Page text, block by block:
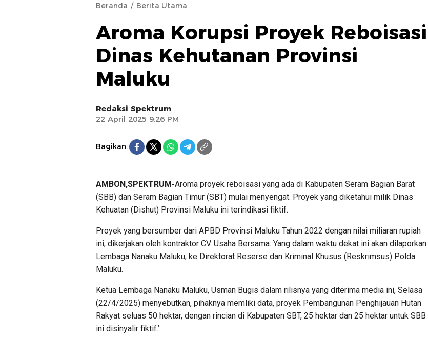
Beranda Berita Utama
Aroma Korupsi Proyek Reboisasi
Dinas Kehutanan Provinsi
Maluku
Redaksi Spektrum
22 April 2025 9:26 PM
Bagikan:
AMBON,SPEKTRUM-Aroma proyek reboisasi yang ada di Kabupaten Seram Bagian Barat
(SBB) dan Seram Bagian Timur (SBT) mulai menyengat. Proyek yang diketahui milik Dinas
Kehuatan (Dishut) Provinsi Maluku ini terindikasi fiktif.
Proyek yang bersumber dari APBD Provinsi Maluku Tahun 2022 dengan nilai miliaran rupiah
ini, dikerjakan oleh kontraktor CV. Usaha Bersama. Yang dalam waktu dekat ini akan dilaporkan
Lembaga Nanaku Maluku, ke Direktorat Reserse dan Kriminal Khusus (Reskrimsus) Polda
Maluku.
Ketua Lembaga Nanaku Maluku, Usman Bugis dalam rilisnya yang diterima media ini, Selasa
(22/4/2025) menyebutkan, pihaknya memliki data, proyek Pembangunan Penghijauan Hutan
Rakyat seluas 50 hektar, dengan rincian di Kabupaten SBT, 25 hektar dan 25 hektar untuk SBB
ini disinyalir fiktif.’